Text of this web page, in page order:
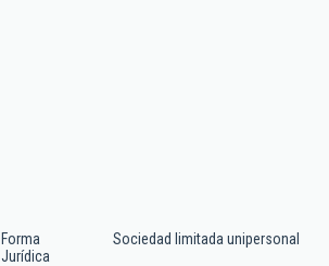
Forma
Jurídica
Sociedad limitada unipersonal